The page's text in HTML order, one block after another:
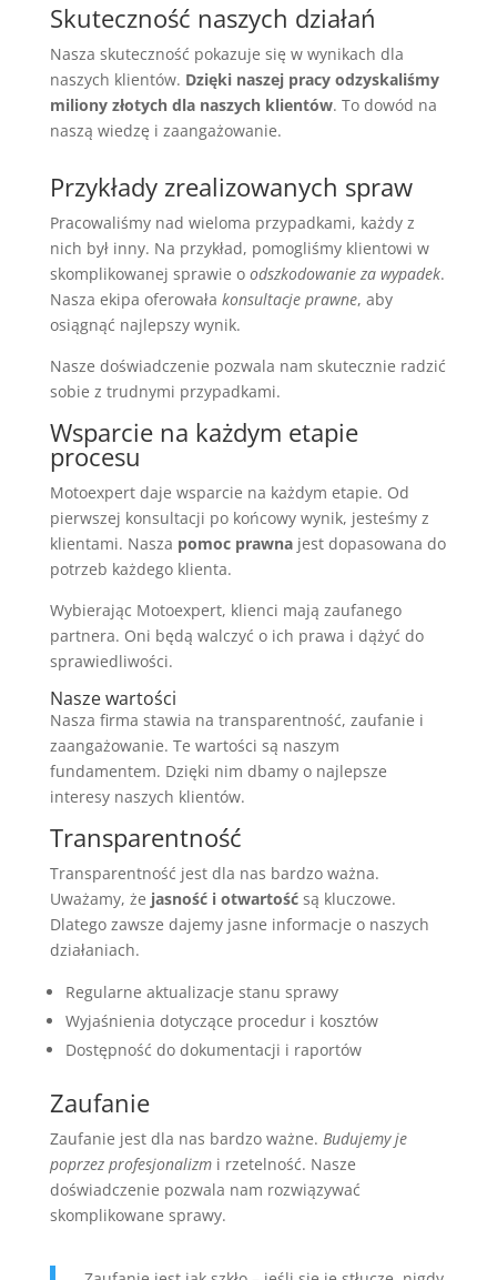
Skuteczność naszych działań
Nasza skuteczność pokazuje się w wynikach dla
naszych klientów. Dzięki naszej pracy odzyskaliśmy
miliony złotych dla naszych klientów. To dowód na
naszą wiedzę i zaangażowanie.
Przykłady zrealizowanych spraw
Pracowaliśmy nad wieloma przypadkami, każdy z
nich był inny. Na przykład, pomogliśmy klientowi w
skomplikowanej sprawie o odszkodowanie za wypadek.
Nasza ekipa oferowała konsultacje prawne, aby
osiągnąć najlepszy wynik.
Nasze doświadczenie pozwala nam skutecznie radzić
sobie z trudnymi przypadkami.
Wsparcie na każdym etapie
procesu
Motoexpert daje wsparcie na każdym etapie. Od
pierwszej konsultacji po końcowy wynik, jesteśmy z
klientami. Nasza pomoc prawnajest dopasowana do
potrzeb każdego klienta.
Wybierając Motoexpert, klienci mają zaufanego
partnera. Oni będą walczyć o ich prawa i dążyć do
sprawiedliwości.
Nasze wartości
Nasza firma stawia na transparentność, zaufanie i
zaangażowanie. Te wartości są naszym
fundamentem. Dzięki nim dbamy o najlepsze
interesy naszych klientów.
Transparentność
Transparentność jest dla nas bardzo ważna.
Uważamy, że jasność i otwartośćsą kluczowe.
Dlatego zawsze dajemy jasne informacje o naszych
działaniach.
Regularne aktualizacje stanu sprawy
Wyjaśnienia dotyczące procedur i kosztów
Dostępność do dokumentacji i raportów
Zaufanie
Zaufanie jest dla nas bardzo ważne. Budujemy je
poprzez profesjonalizmi rzetelność. Nasze
doświadczenie pozwala nam rozwiązywać
skomplikowane sprawy.